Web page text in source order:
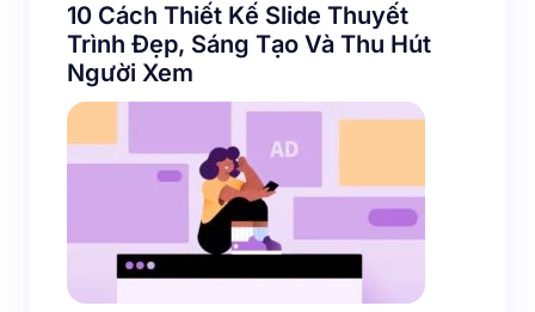
10 Cách Thiết Kế Slide Thuyết
Trình Đẹp, Sáng Tạo Và Thu Hút
Người Xem